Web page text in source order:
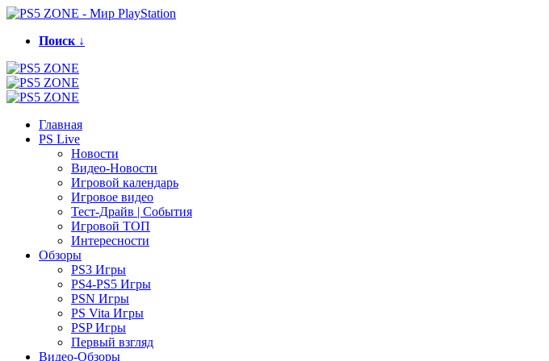
Поиск ↓
Главная
PS Live
Новости
Видео-Новости
Игровой календарь
Игровое видео
Тест-Драйв | События
Игровой ТОП
Интересности
Обзоры
PS3 Игры
PS4-PS5 Игры
PSN Игры
PS Vita Игры
PSP Игры
Первый взгляд
Видео-Обзоры